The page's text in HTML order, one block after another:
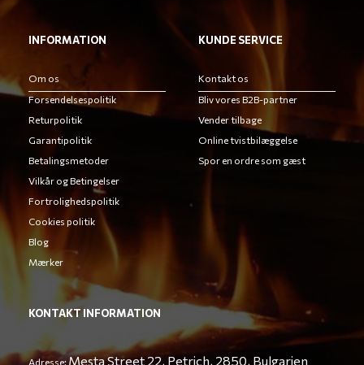
INFORMATION
Om os
Forsendelsespolitik
Returpolitik
Garantipolitik
Betalingsmetoder
Vilkår og Betingelser
Fortrolighedspolitik
Cookies politik
Blog
Mærker
KUNDE SERVICE
Kontakt os
Bliv vores B2B-partner
Vender tilbage
Online tvistbilæggelse
Spor en ordre som gæst
KONTAKT INFORMATION
Adresse:Mesta Street 22, Petrich, 2850, Bulgarien